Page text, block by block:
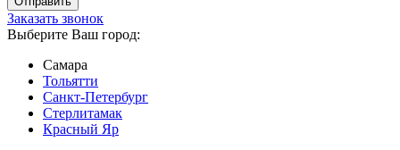
Заказать звонок
Выберите Ваш город:
Самара
Тольятти
Санкт-Петербург
Стерлитамак
Красный Яр